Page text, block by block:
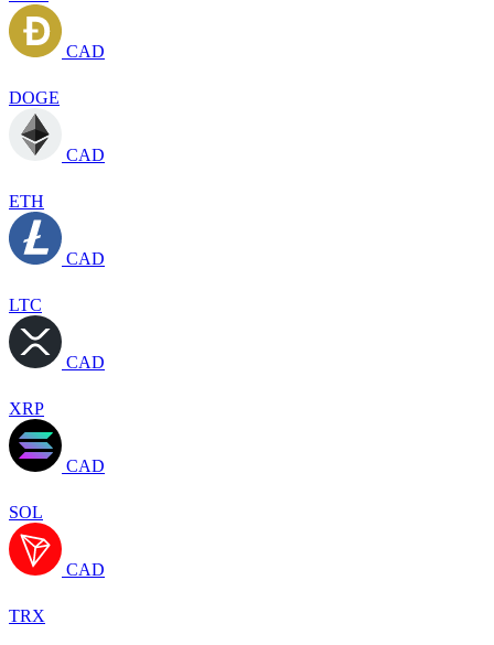
CAD
DOGE
CAD
ETH
CAD
LTC
CAD
XRP
CAD
SOL
CAD
TRX